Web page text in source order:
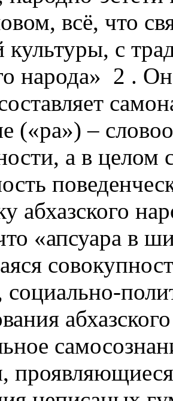
всё, что
культуры, с
народа» 2 .
(«ра») –
а в
абхазского
«апсуара в